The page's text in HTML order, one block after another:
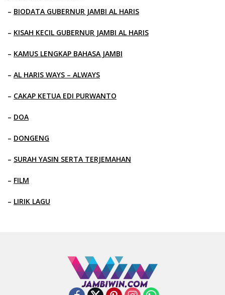
– BIODATA GUBERNUR JAMBI AL HARIS
– KISAH KECIL GUBERNUR JAMBI AL HARIS
– KAMUS LENGKAP BAHASA JAMBI
– AL HARIS WAYS – ALWAYS
– CAKAP KETUA EDI PURWANTO
– DOA
– DONGENG
– SURAH YASIN SERTA TERJEMAHAN
– FILM
– LIRIK LAGU